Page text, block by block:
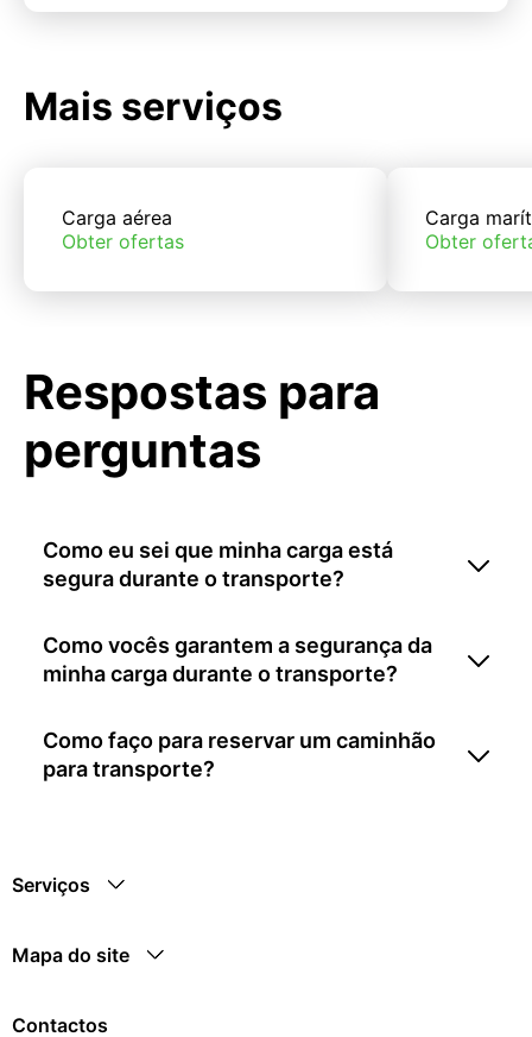
Mais serviços
Carga aérea
Obter ofertas
Carga
Obter
Respostas para
perguntas
Como eu sei que minha carga está
segura durante o transporte?
Como vocês garantem a segurança da
minha carga durante o transporte?
Como faço para reservar um caminhão
para transporte?
Serviços
Mapa do site
Contactos